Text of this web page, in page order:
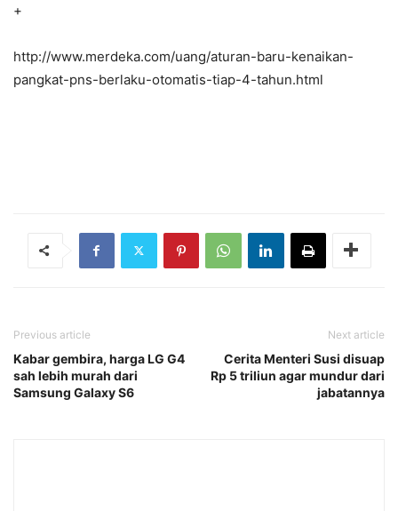
+
http://www.merdeka.com/uang/aturan-baru-kenaikan-
pangkat-pns-berlaku-otomatis-tiap-4-tahun.html
Previous article
Kabar gembira, harga LG G4
sah lebih murah dari
Samsung Galaxy S6
Next article
Cerita Menteri Susi disuap
Rp 5 triliun agar mundur dari
jabatannya